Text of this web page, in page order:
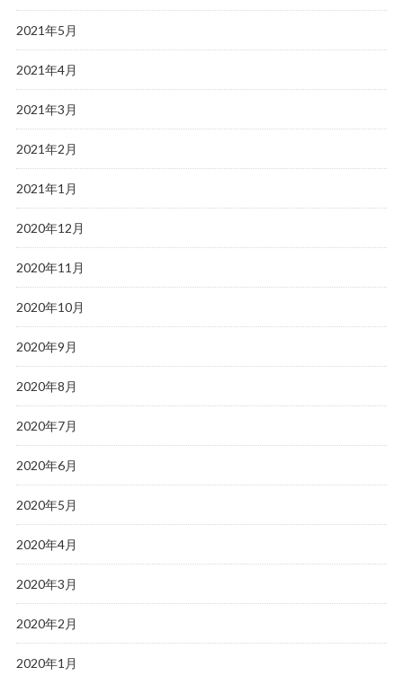
2021年5月
2021年4月
2021年3月
2021年2月
2021年1月
2020年12月
2020年11月
2020年10月
2020年9月
2020年8月
2020年7月
2020年6月
2020年5月
2020年4月
2020年3月
2020年2月
2020年1月